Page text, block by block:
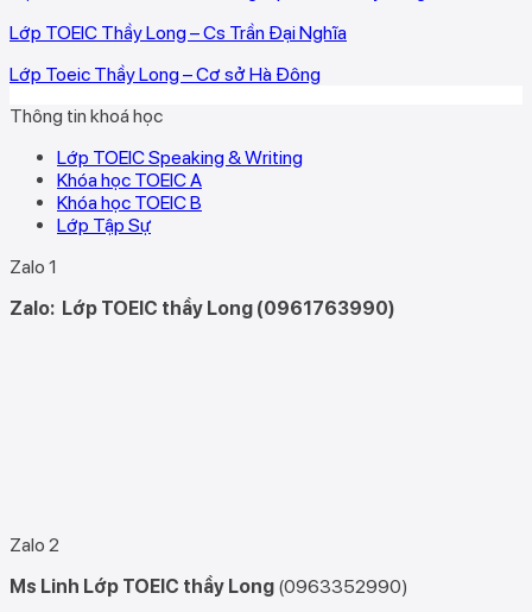
Lớp TOEIC Thầy Long – Cs Trần Đại Nghĩa
Lớp Toeic Thầy Long – Cơ sở Hà Đông
Thông tin khoá học
Lớp TOEIC Speaking & Writing
Khóa học TOEIC A
Khóa học TOEIC B
Lớp Tập Sự
Zalo 1
Zalo: Lớp TOEIC thầy Long (0961763990)
Zalo 2
Ms Linh Lớp TOEIC thầy Long (0963352990)